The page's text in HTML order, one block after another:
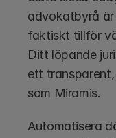
advokatbyrå
faktiskt tillför
Ditt löpande
ett
som Miramis.
Automatisera